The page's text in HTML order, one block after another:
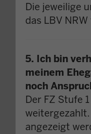
Die jeweilige
das LBV
5. Ich bin
meinem
noch
Der FZ Stufe
angezeigt